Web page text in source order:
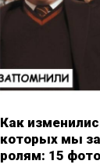
Как
которых мы
ролям: 15